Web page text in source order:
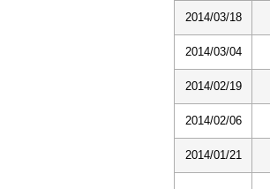
2014/03/18
2014/03/04
2014/02/19
2014/02/06
2014/01/21